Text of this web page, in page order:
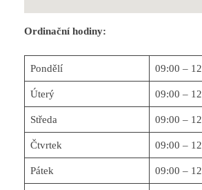
Ordinační hodiny:
Pondělí 09:00 –
Úterý 09:00 –
Středa 09:00 –
Čtvrtek 09:00 –
Pátek 09:00 –